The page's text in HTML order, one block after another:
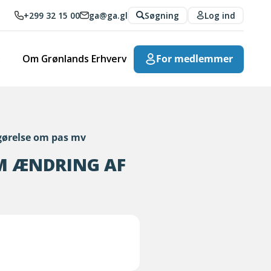
+299 32 15 00 ga@ga.gl Søgning Log ind
Om Grønlands Erhverv For medlemmer
om pas mv
ÆNDRING AF